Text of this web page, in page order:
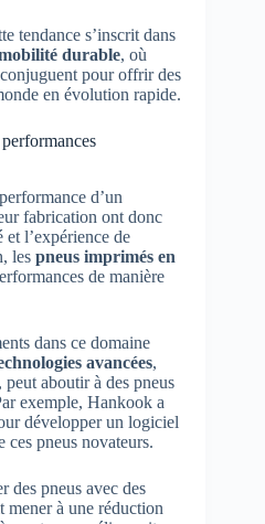
tendance s’inscrit dans
durable, où
pour offrir des
en évolution rapide.
d’un
fabrication ont donc
l’expérience de
les pneus imprimés en
de manière
dans ce domaine
avancées,
, peut aboutir à des pneus
exemple, Hankook a
développer un logiciel
pneus novateurs.
des pneus avec des
mener à une réduction